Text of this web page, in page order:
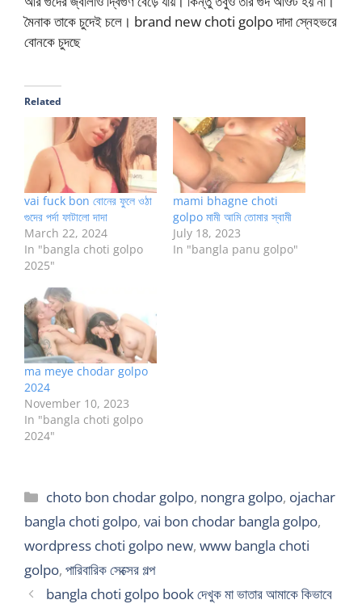
মৈনাক তাকে চুদেই চলে। brand new choti golpo দাদা স্নেহভরে
বোনকে চুদছে
Related
vai fuck bon বোনের ফুলে ওঠা
গুদের পর্দা ফাটালো দাদা
March 22, 2024
In "bangla choti golpo
2025"
mami bhagne choti
golpo মামী আমি তোমার স্বামী
July 18, 2023
In "bangla panu golpo"
ma meye chodar golpo
2024
November 10, 2023
In "bangla choti golpo
2024"
Categories
choto bon chodar golpo, nongra golpo, ojachar
bangla choti golpo, vai bon chodar bangla golpo,
wordpress choti golpo new, www bangla choti
golpo, পারিবারিক সেক্সের গল্প
bangla choti golpo book দেখুক মা ভাতার আমাকে কিভাবে